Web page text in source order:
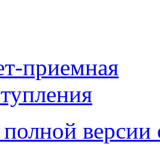
приемная
версии